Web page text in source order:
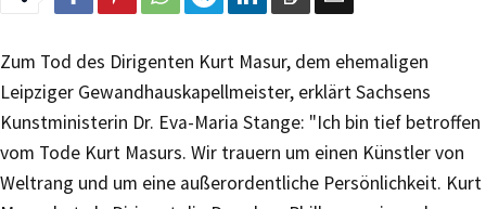
Zum Tod des Dirigenten Kurt Masur, dem ehemaligen
Leipziger Gewandhauskapellmeister, erklärt Sachsens
Kunstministerin Dr. Eva-Maria Stange: "Ich bin tief betroffen
vom Tode Kurt Masurs. Wir trauern um einen Künstler von
Weltrang und um eine außerordentliche Persönlichkeit. Kurt